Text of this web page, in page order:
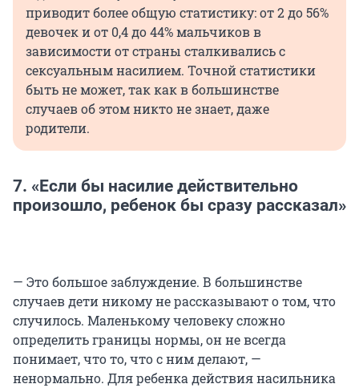
приводит более общую статистику: от 2 до 56%
девочек и от 0,4 до 44% мальчиков в
зависимости от страны сталкивались с
сексуальным насилием. Точной статистики
быть не может, так как в большинстве
случаев об этом никто не знает, даже
родители.
7. «Если бы насилие действительно
произошло, ребенок бы сразу рассказал»
— Это большое заблуждение. В большинстве
случаев дети никому не рассказывают о том, что
случилось. Маленькому человеку сложно
определить границы нормы, он не всегда
понимает, что то, что с ним делают, —
ненормально. Для ребенка действия насильника